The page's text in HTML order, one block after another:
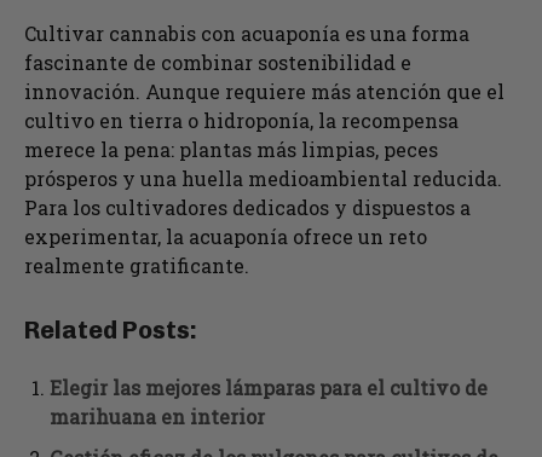
Cultivar cannabis con acuaponía es una forma
fascinante de combinar sostenibilidad e
innovación. Aunque requiere más atención que el
cultivo en tierra o hidroponía, la recompensa
merece la pena: plantas más limpias, peces
prósperos y una huella medioambiental reducida.
Para los cultivadores dedicados y dispuestos a
experimentar, la acuaponía ofrece un reto
realmente gratificante.
Related Posts:
Elegir las mejores lámparas para el cultivo de
marihuana en interior